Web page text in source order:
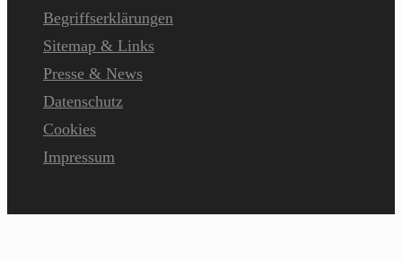
Begriffserklärungen
Sitemap & Links
Presse & News
Datenschutz
Cookies
Impressum